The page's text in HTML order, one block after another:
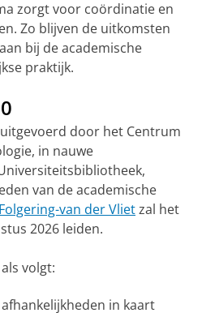
zorgt voor coördinatie en
Zo blijven de uitkomsten
bij de academische
praktijk.
door het Centrum
in nauwe
van de academische
van der Vlietzal het
2026 leiden.
volgt:
in kaart